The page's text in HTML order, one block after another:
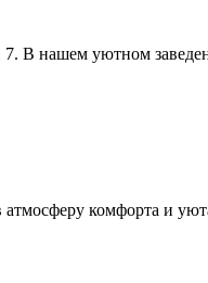
7. В нашем уютном
комфорта и